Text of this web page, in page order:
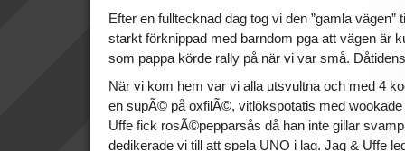
Efter en fulltecknad dag tog vi den ”gamla
starkt förknippad med barndom pga att vägen är
som pappa körde rally på när vi var små.
När vi kom hem var vi alla utsvultna och med 4
en supÃ© på oxfilÃ©, vitlökspotatis med
Uffe fick rosÃ©pepparsås då han inte gillar
dedikerade vi till att spela UNO i lag. Jag & Uffe